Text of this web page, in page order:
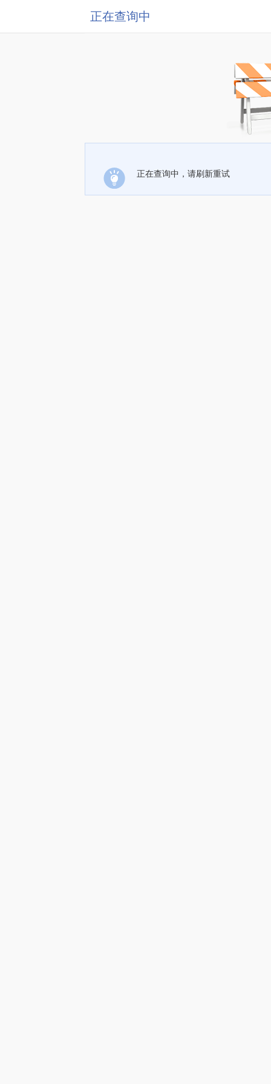
正在查询中
正在查询中，请刷新重试